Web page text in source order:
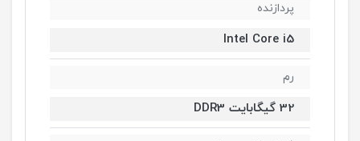
پردازنده
Intel Core i5
رم
32 گیگابایت DDR3